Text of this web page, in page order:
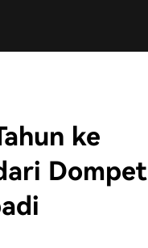
ke
Dompet